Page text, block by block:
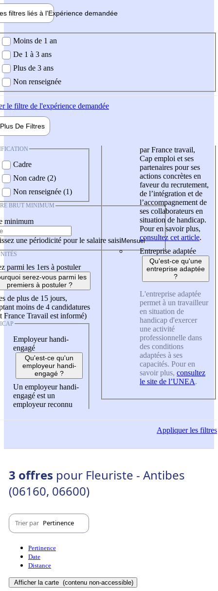
filtres liés à l'Expérience demandée
demandée
Moins de 1 an
De 1 à 3 ans
Plus de 3 ans
Non renseignée
le filtre de l'expérience demandée
Plus De Filtres
Cadre
Non cadre (2)
Non renseignée (1)
BRUT MINIMUM
minimum
une périodicité pour le salaire saisi
parmi les 1ers à postuler
serez-vous parmi les
premiers à postuler ?
de plus de 15 jours,
moins de 4 candidatures
France Travail est informé)
Employeur handi-
engagé
Qu'est-ce qu'un
employeur handi-
engagé ?
Un employeur handi-
engagé est un
employeur reconnu
par France travail,
Cap emploi et ses
partenaires pour ses
actions concrètes en
faveur du recrutement,
de l’intégration et de
l’accompagnement de
ses collaborateurs en
situation de handicap.
Pour en savoir plus,
consultez cet article.
Entreprise adaptée
Qu'est-ce qu'une
entreprise adaptée
?
L'entreprise adaptée
permet à un travailleur
en situation de
handicap d'exercer
une activité
professionnelle dans
des conditions
adaptées à ses
capacités. Pour en
savoir plus, consultez
le site de l’UNEA.
Appliquerles filtres
3 offres pour Fleuriste - Antibes
(06160, 06600)
Trier par Pertinence
Pertinence
Date
Distance
Afficher la carte (contenu non-accessible)